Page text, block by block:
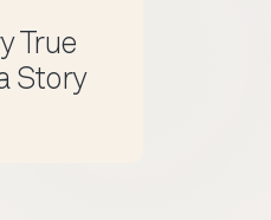
True
Story